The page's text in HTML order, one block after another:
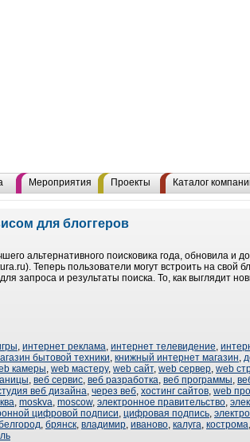
Мероприятия Проекты Каталог
для блоггеров
альтернативного поисковика года, обновила и
Теперь пользователи могут встроить на свой
запроса и результаты поиска. То, как выглядит
, интернет реклама, интернет телевидение,
бытовой техники, книжный интернет магазин,
камеры, web мастеру, web сайт, web сервер, web
, веб сервис, веб разработка, веб программы,
веб дизайна, через веб, хостинг сайтов, web
, moskva, moscow, электронное правительство,
цифровой подписи, цифровая подпись,
, брянск, владимир, иваново, калуга, кострома,